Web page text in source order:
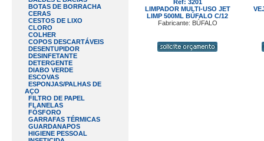
BOTAS DE BORRACHA
CERAS
CESTOS DE LIXO
CLORO
COLHER
COPOS DESCARTÁVEIS
DESENTUPIDOR
DESINFETANTE
DETERGENTE
DIABO VERDE
ESCOVAS
ESPONJAS/PALHAS DE
AÇO
FILTRO DE PAPEL
FLANELAS
FÓSFORO
GARRAFAS TÉRMICAS
GUARDANAPOS
HIGIENE PESSOAL
Ref: 3201
LIMPADOR MULTI-USO JET
LIMP 500ML BÚFALO C/12
Fabricante: BÚFALO